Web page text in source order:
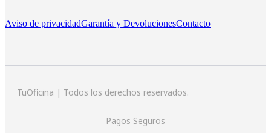
Aviso de privacidadGarantía y DevolucionesContacto
TuOficina | Todos los derechos reservados.
Pagos Seguros